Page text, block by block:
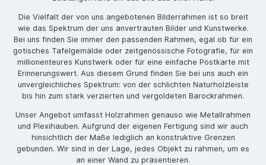
Die Vielfalt der von uns angebotenen Bilderrahmen ist so breit
wie das Spektrum der uns anvertrauten Bilder und Kunstwerke.
Bei uns finden Sie immer den passenden Rahmen, egal ob für ein
gotisches Tafelgemälde oder zeitgenössische Fotografie, für ein
millionenteures Kunstwerk oder für eine einfache Postkarte mit
Erinnerungswert. Aus diesem Grund finden Sie bei uns auch ein
unvergleichliches Spektrum: von der schlichten Naturholzleiste
bis hin zum stark verzierten und vergoldeten Barockrahmen.
Unser Angebot umfasst Holzrahmen genauso wie Metallrahmen
und Plexihauben. Aufgrund der eigenen Fertigung sind wir auch
hinsichtlich der Maße lediglich an konstruktive Grenzen
gebunden. Wir sind in der Lage, jedes Objekt zu rahmen, um es
an einer Wand zu präsentieren.